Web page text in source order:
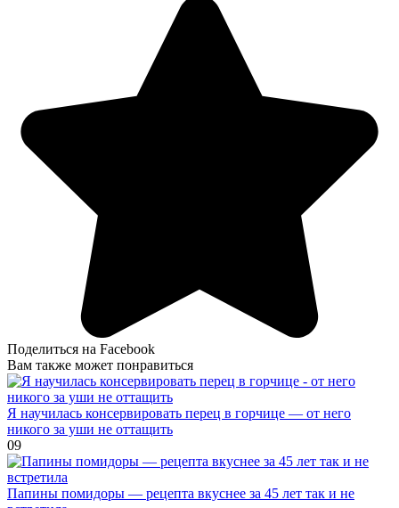
Поделиться на Facebook
Вам также может понравиться
Я научилась консервировать перец в горчице — от него
никого за уши не оттащить
09
Папины помидоры — рецепта вкуснее за 45 лет так и не